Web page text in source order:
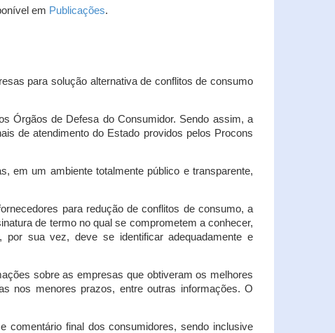
em Publicações.
para solução alternativa de conflitos de consumo
Órgãos de Defesa do Consumidor. Sendo assim, a
de atendimento do Estado providos pelos Procons
em um ambiente totalmente público e transparente,
para redução de conflitos de consumo, a
de termo no qual se comprometem a conhecer,
sua vez, deve se identificar adequadamente e
sobre as empresas que obtiveram os melhores
nos menores prazos, entre outras informações. O
final dos consumidores, sendo inclusive